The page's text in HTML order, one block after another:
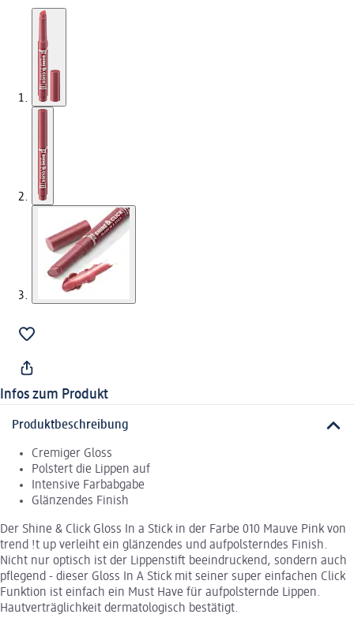
Infos zum Produkt
Produktbeschreibung
Cremiger Gloss
Polstert die Lippen auf
Intensive Farbabgabe
Glänzendes Finish
Der Shine & Click Gloss In a Stick in der Farbe 010 Mauve Pink von
trend !t up verleiht ein glänzendes und aufpolsterndes Finish.
Nicht nur optisch ist der Lippenstift beeindruckend, sondern auch
pflegend - dieser Gloss In A Stick mit seiner super einfachen Click
Funktion ist einfach ein Must Have für aufpolsternde Lippen.
Hautverträglichkeit dermatologisch bestätigt.